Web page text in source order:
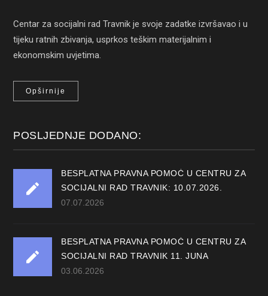
Centar za socijalni rad Travnik je svoje zadatke izvršavao i u
tijeku ratnih zbivanja, usprkos teškim materijalnim i
ekonomskim uvjetima.
Opširnije
POSLJEDNJE DODANO:
BESPLATNA PRAVNA POMOĆ U CENTRU ZA
SOCIJALNI RAD TRAVNIK: 10.07.2026.
07.07.2026
BESPLATNA PRAVNA POMOĆ U CENTRU ZA
SOCIJALNI RAD TRAVNIK 11. JUNA
03.06.2026